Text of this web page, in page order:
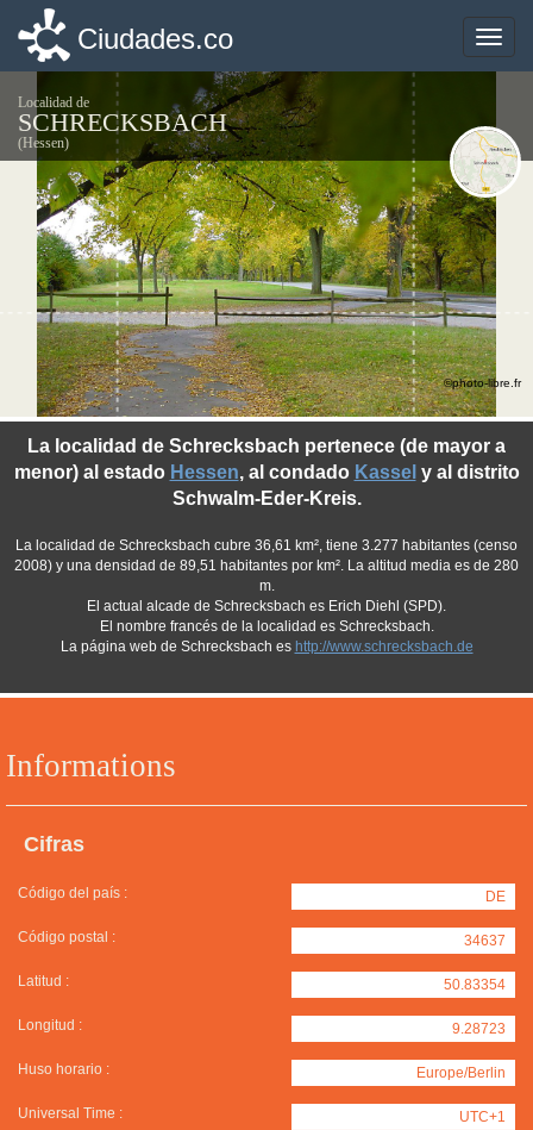
Toggle
Ciudades.co
Localidad de
SCHRECKSBACH
(Hessen)
Informations
Cifras
Código del país : DE
Código postal : 34637
Latitud : 50.83354
Longitud : 9.28723
Huso horario : Europe/Berlin
Universal Time : UTC+1
La localidad de Schrecksbach pertenece (de mayor a
menor) al estado Hessen, al condado Kassel y al distrito
Schwalm-Eder-Kreis.
La localidad de Schrecksbach cubre 36,61 km², tiene 3.277 habitantes (censo
2008) y una densidad de 89,51 habitantes por km². La altitud media es de 280
m.
El actual alcade de Schrecksbach es Erich Diehl (SPD).
El nombre francés de la localidad es Schrecksbach.
La página web de Schrecksbach es http://www.schrecksbach.de
©photo-libre.fr
Toggle
Ciudades.co